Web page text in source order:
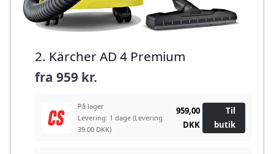
2. Kärcher AD 4 Premium
fra 959 kr.
På lager
Levering: 1 dage (Levering
39.00 DKK)
959,00
DKK
Til
butik